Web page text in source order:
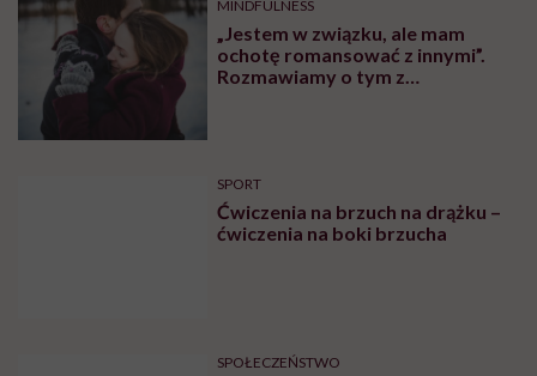
MINDFULNESS
„Jestem w związku, ale mam
ochotę romansować z innymi”.
Rozmawiamy o tym z
SPORT
Ćwiczenia na brzuch na drążku –
ćwiczenia na boki brzucha
SPOŁECZEŃSTWO